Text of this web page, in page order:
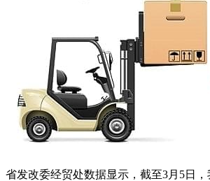
省发改委经贸处数据显示，截至3月5日，